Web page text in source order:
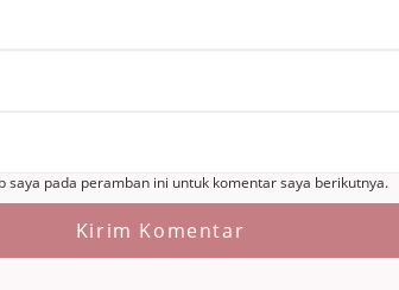
saya pada peramban ini untuk komentar saya berikutnya.